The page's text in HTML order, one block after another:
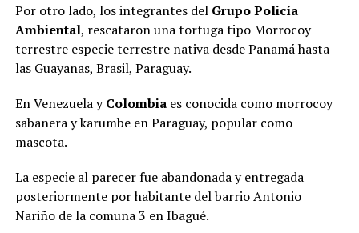
Por otro lado, los integrantes del Grupo Policía
Ambiental, rescataron una tortuga tipo Morrocoy
terrestre especie terrestre nativa desde Panamá hasta
las Guayanas, Brasil, Paraguay.
En Venezuela yColombiaes conocida como morrocoy
sabanera y karumbe en Paraguay, popular como
mascota.
La especie al parecer fue abandonada y entregada
posteriormente por habitante del barrio Antonio
Nariño de la comuna 3 en Ibagué.